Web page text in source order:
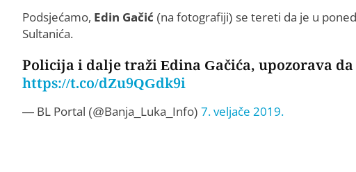
Podsjećamo, Edin Gačić (na fotografiji) se tereti da je u
Sultanića.
Policija i dalje traži Edina Gačića, upozorava
https://t.co/dZu9QGdk9i
— BL Portal (@Banja_Luka_Info) 7. veljače 2019.